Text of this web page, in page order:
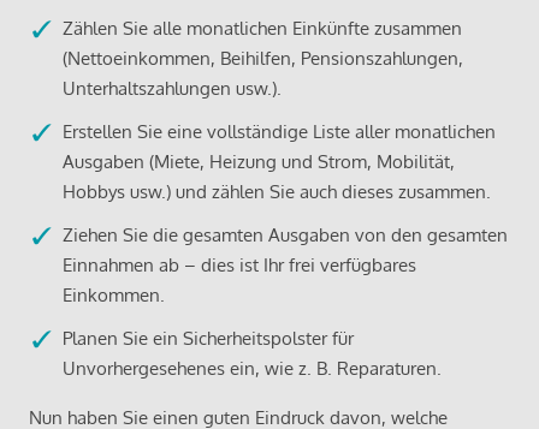
Zählen Sie alle monatlichen Einkünfte zusammen
(Nettoeinkommen, Beihilfen, Pensionszahlungen,
Unterhaltszahlungen usw.).
Erstellen Sie eine vollständige Liste aller monatlichen
Ausgaben (Miete, Heizung und Strom, Mobilität,
Hobbys usw.) und zählen Sie auch dieses zusammen.
Ziehen Sie die gesamten Ausgaben von den gesamten
Einnahmen ab – dies ist Ihr frei verfügbares
Einkommen.
Planen Sie ein Sicherheitspolster für
Unvorhergesehenes ein, wie z. B. Reparaturen.
Nun haben Sie einen guten Eindruck davon, welche